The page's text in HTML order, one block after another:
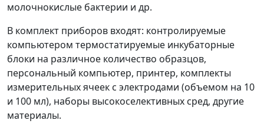
молочнокислые бактерии и др.
В комплект приборов входят: контролируемые
компьютером термостатируемые инкубаторные
блоки на различное количество образцов,
персональный компьютер, принтер, комплекты
измерительных ячеек с электродами (объемом на 10
и 100 мл), наборы высокоселективных сред, другие
материалы.